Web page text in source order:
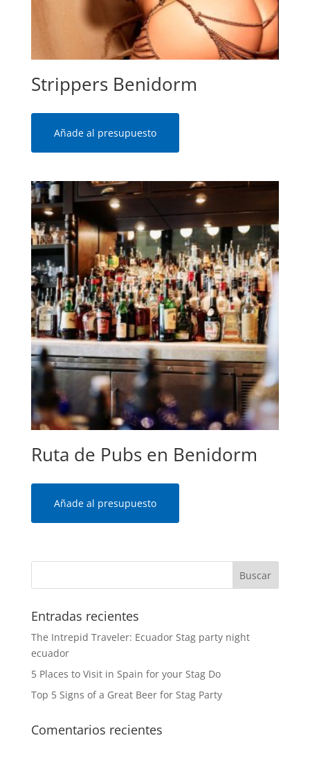
Strippers Benidorm
Añade al presupuesto
Ruta de Pubs en Benidorm
Añade al presupuesto
Entradas recientes
The Intrepid Traveler: Ecuador Stag party night
ecuador
5 Places to Visit in Spain for your Stag Do
Top 5 Signs of a Great Beer for Stag Party
Comentarios recientes